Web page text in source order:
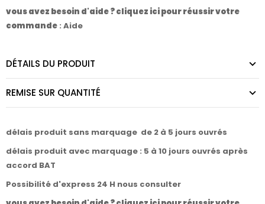
vous avez besoin d'aide ? cliquez ici pour réussir votre
commande : Aide
DÉTAILS DU PRODUIT
REMISE SUR QUANTITÉ
délais produit sans marquage de 2 à 5 jours ouvrés
délais produit avec marquage : 5 à 10 jours ouvrés après
accord BAT
Possibilité d'express 24 H nous consulter